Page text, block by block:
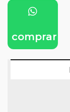
comprar